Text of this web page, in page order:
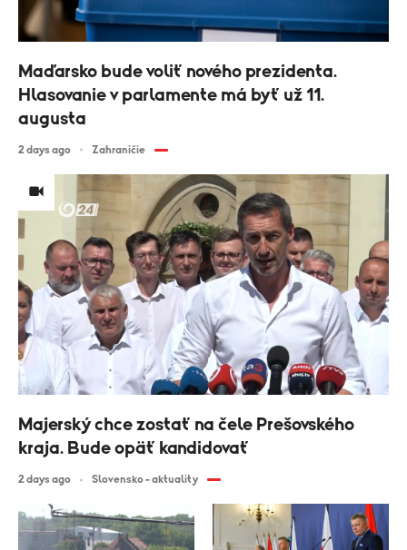
Maďarsko bude voliť nového prezidenta.
Hlasovanie v parlamente má byť už 11.
augusta
2 days ago Zahraničie
Majerský chce zostať na čele Prešovského
kraja. Bude opäť kandidovať
2 days ago Slovensko - aktuality